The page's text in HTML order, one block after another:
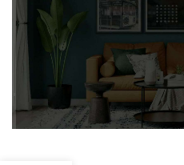
Dapatkan quotation
Klik Di